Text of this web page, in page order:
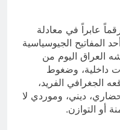
عابراً في معادلة
المفاتيح الجيوسياسية
العراق اليوم من
داخلية، وضغوط
الجغرافي الفريد،
ديني، وموردي لا
أو التوازن.